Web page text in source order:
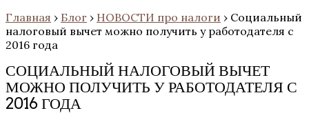
Главная › Блог › НОВОСТИ про налоги › Социальный
налоговый вычет можно получить у работодателя с
2016 года
СОЦИАЛЬНЫЙ НАЛОГОВЫЙ ВЫЧЕТ
МОЖНО ПОЛУЧИТЬ У РАБОТОДАТЕЛЯ С
2016 ГОДА